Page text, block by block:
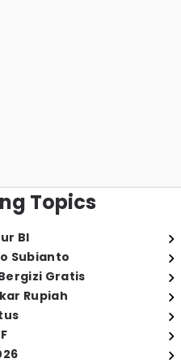
Topics
BI
Subianto
Gratis
Rupiah